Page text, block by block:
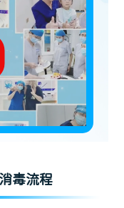
毒流程